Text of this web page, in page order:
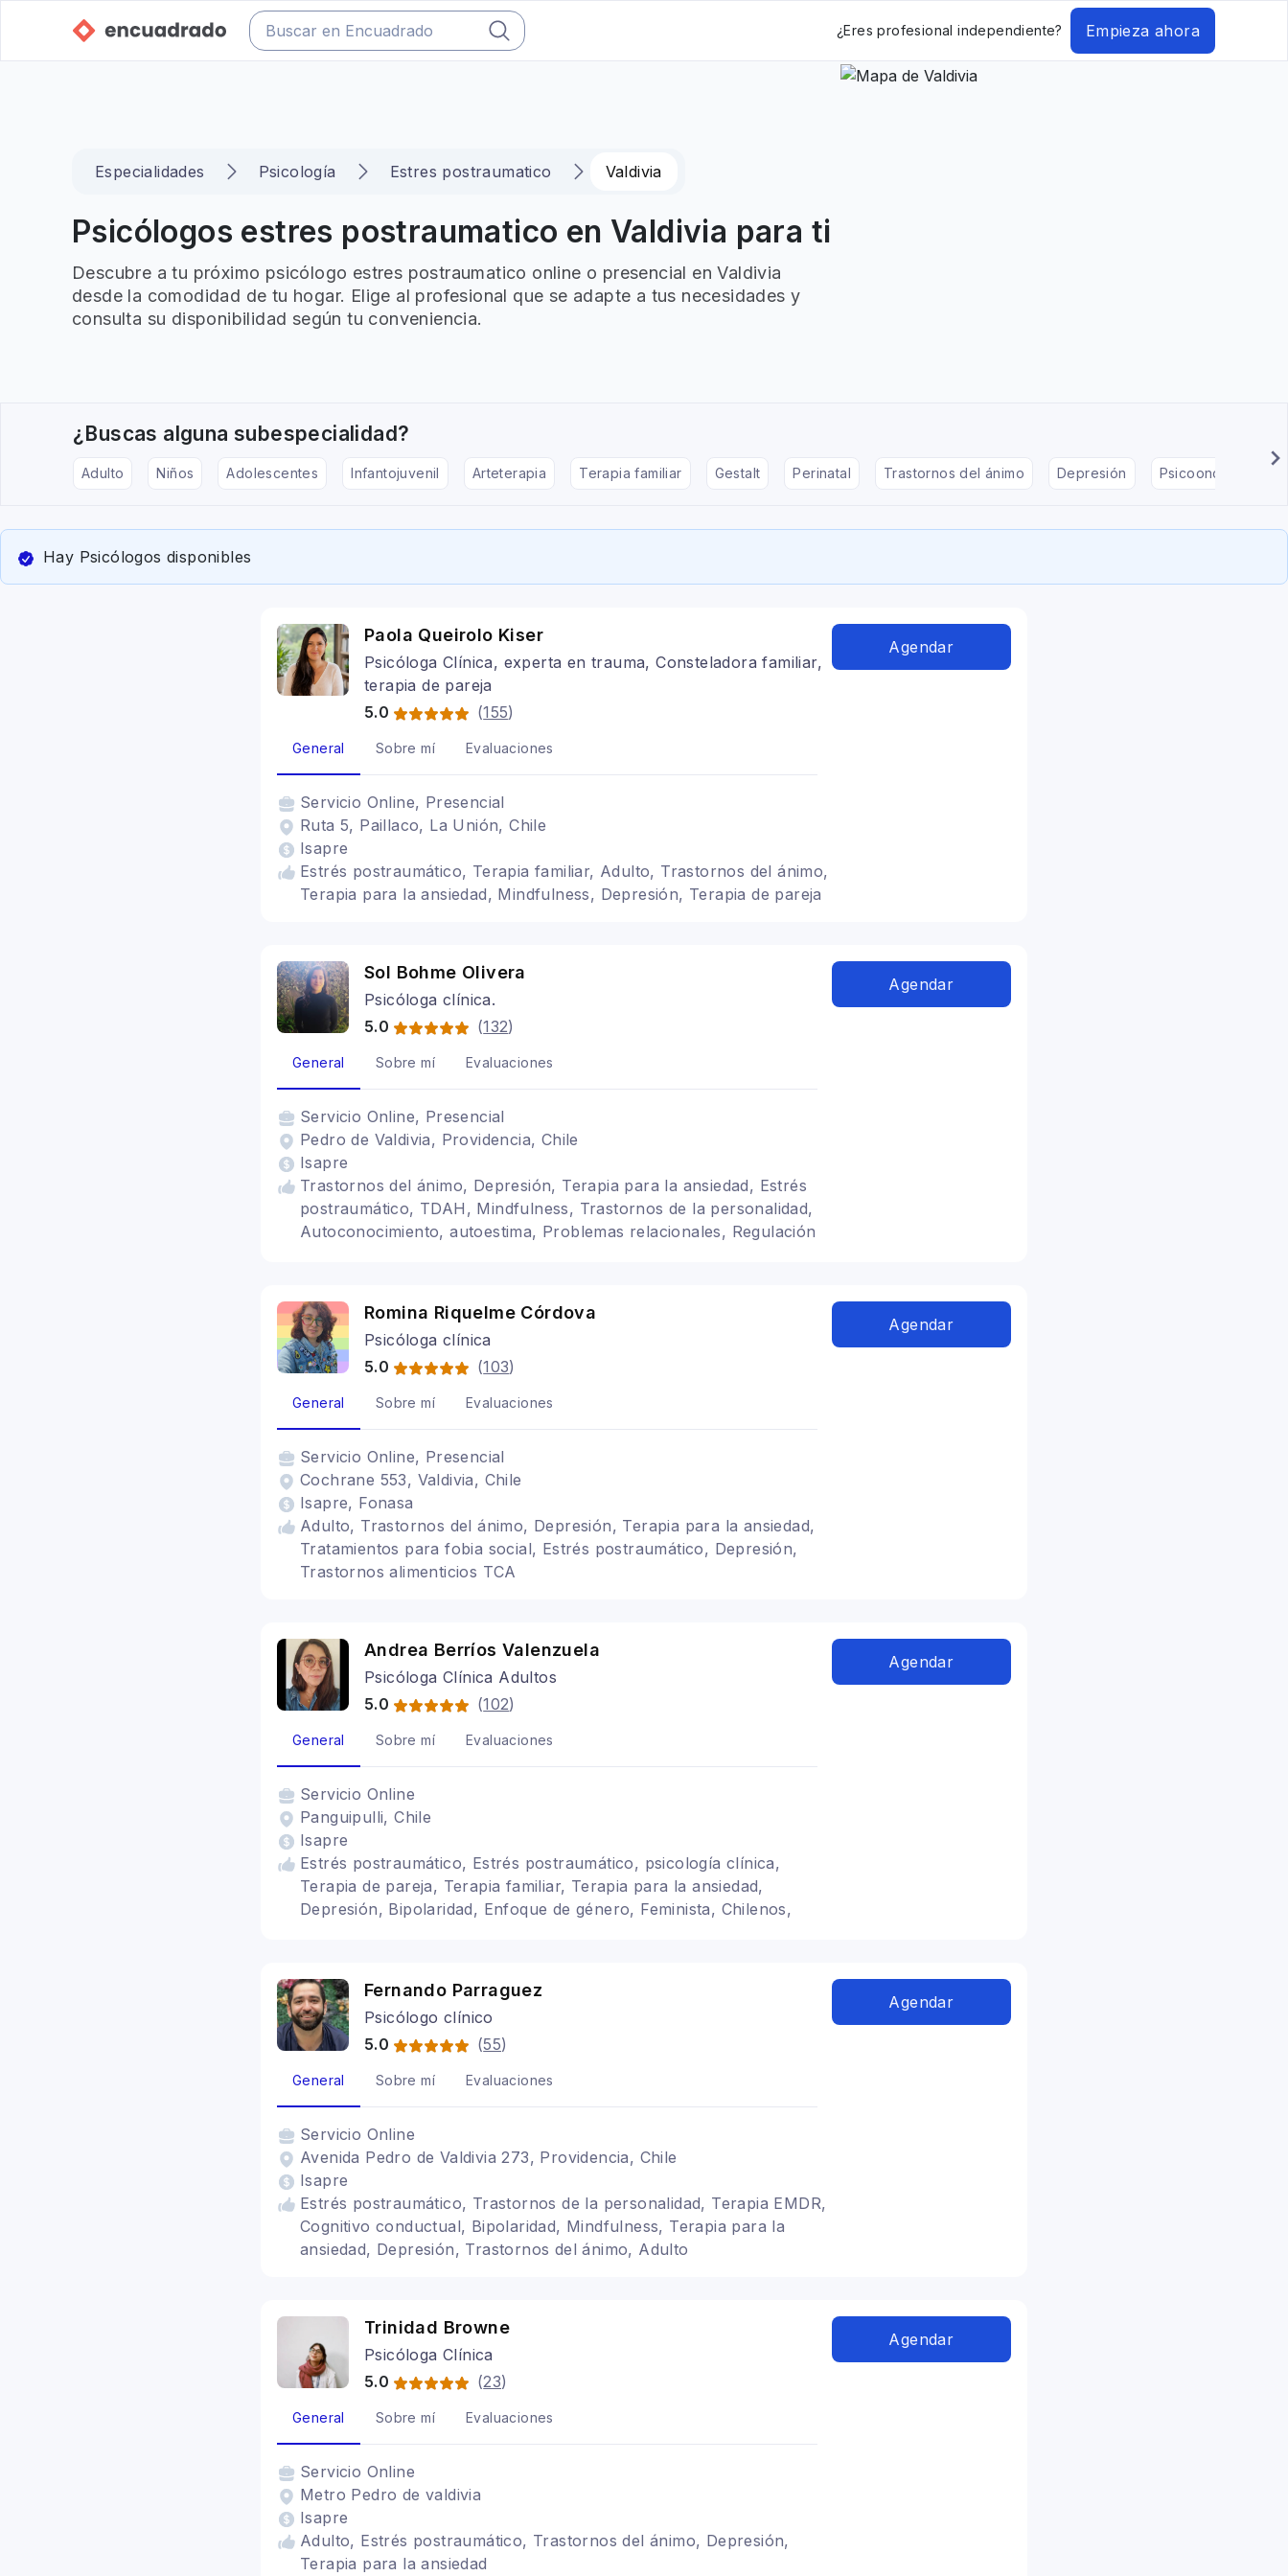
¿Eres profesional independiente? Empieza ahora
Especialidades Psicología Estres postraumatico Valdivia
Psicólogos estres postraumatico en Valdivia para ti
Descubre a tu próximo psicólogo estres postraumatico online o presencial en Valdivia
desde la comodidad de tu hogar. Elige al profesional que se adapte a tus necesidades y
consulta su disponibilidad según tu conveniencia.
¿Buscas alguna subespecialidad?
Adulto Niños Adolescentes Infantojuvenil Arteterapia Terapia familiar Gestalt Perinatal Trastornos del ánimo Depresión Psicooncología
Hay Psicólogos disponibles
Paola Queirolo Kiser
Psicóloga Clínica, experta en trauma, Consteladora familiar,
terapia de pareja
5.0
(155)
General Sobre mí Evaluaciones
Servicio Online, Presencial
Ruta 5, Paillaco, La Unión, Chile
Isapre
Estrés postraumático, Terapia familiar, Adulto, Trastornos del ánimo,
Terapia para la ansiedad, Mindfulness, Depresión, Terapia de pareja
Agendar
Sol Bohme Olivera
Psicóloga clínica.
5.0
(132)
General Sobre mí Evaluaciones
Servicio Online, Presencial
Pedro de Valdivia, Providencia, Chile
Isapre
Trastornos del ánimo, Depresión, Terapia para la ansiedad, Estrés
postraumático, TDAH, Mindfulness, Trastornos de la personalidad,
Autoconocimiento, autoestima, Problemas relacionales, Regulación
Agendar
Romina Riquelme Córdova
Psicóloga clínica
5.0
(103)
General Sobre mí Evaluaciones
Servicio Online, Presencial
Cochrane 553, Valdivia, Chile
Isapre, Fonasa
Adulto, Trastornos del ánimo, Depresión, Terapia para la ansiedad,
Tratamientos para fobia social, Estrés postraumático, Depresión,
Trastornos alimenticios TCA
Agendar
Andrea Berríos Valenzuela
Psicóloga Clínica Adultos
5.0
(102)
General Sobre mí Evaluaciones
Servicio Online
Panguipulli, Chile
Isapre
Estrés postraumático, Estrés postraumático, psicología clínica,
Terapia de pareja, Terapia familiar, Terapia para la ansiedad,
Depresión, Bipolaridad, Enfoque de género, Feminista, Chilenos,
Agendar
Fernando Parraguez
Psicólogo clínico
5.0
(55)
General Sobre mí Evaluaciones
Servicio Online
Avenida Pedro de Valdivia 273, Providencia, Chile
Isapre
Estrés postraumático, Trastornos de la personalidad, Terapia EMDR,
Cognitivo conductual, Bipolaridad, Mindfulness, Terapia para la
ansiedad, Depresión, Trastornos del ánimo, Adulto
Agendar
Trinidad Browne
Psicóloga Clínica
5.0
(23)
General Sobre mí Evaluaciones
Servicio Online
Metro Pedro de valdivia
Isapre
Adulto, Estrés postraumático, Trastornos del ánimo, Depresión,
Terapia para la ansiedad
Agendar